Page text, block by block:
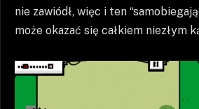
nie zawiódł, więc i ten
może okazać się całkiem niezłym